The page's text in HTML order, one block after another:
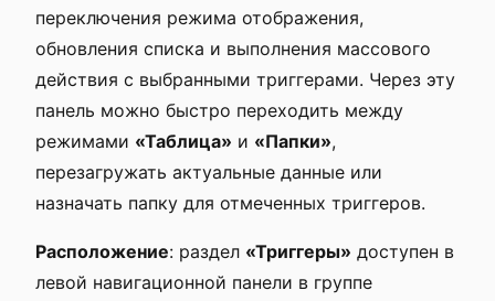
переключения режима отображения,
обновления списка и выполнения массового
действия с выбранными триггерами. Через эту
панель можно быстро переходить между
режимами «Таблица» и «Папки»,
перезагружать актуальные данные или
назначать папку для отмеченных триггеров.
Расположение: раздел «Триггеры» доступен в
левой навигационной панели в группе